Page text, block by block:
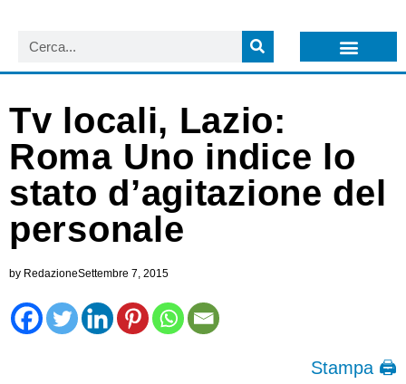
Tv locali, Lazio:
Roma Uno indice lo
stato d’agitazione del
personale
by RedazioneSettembre 7, 2015
Stampa 🖨